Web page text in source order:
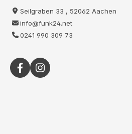
Seilgraben 33 , 52062 Aachen
info@funk24.net
0241 990 309 73